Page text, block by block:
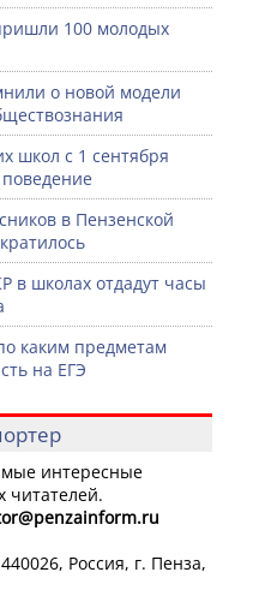
100 молодых
о новой модели
школ с 1 сентября
поведение
в Пензенской
в школах отдадут часы
каким предметам
на ЕГЭ
интересные
читателей.
@penzainform.ru
Россия, г. Пенза,